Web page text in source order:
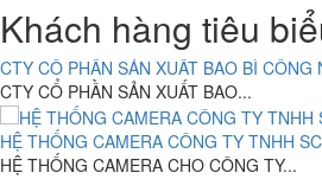
120G
4,000,000 đ
Máy bộ Ráp ASUS H110M SOCKET 1150-
TH6)RAM 4G- 120G
8.150.000 đ 6,500,000 đ
Khách hàng tiêu
ABC BAKERY DOANH NGHIỆP TƯ NHÂN...
CTY CỔ PHẦN SẢN XUẤT BAO BÌ CÔNG
CTY CỔ PHẦN SẢN XUẤT BAO...
HỆ THỐNG CAMERA CÔNG TY TNHH
HỆ THỐNG CAMERA CHO CÔNG TY...